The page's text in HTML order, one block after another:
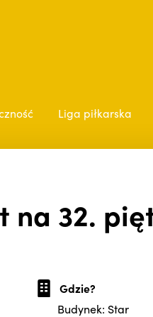
Liga piłkarska
na 32.
Gdzie?
Budynek: Star